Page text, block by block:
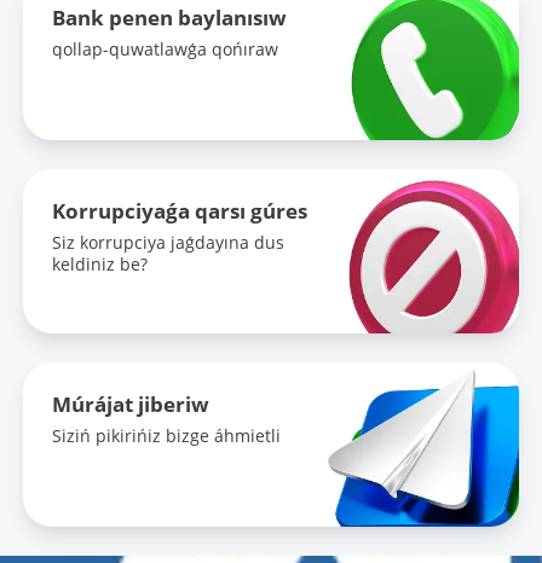
Bank penen baylanısıw
qollap-quwatlawǵa qońıraw
Korrupciyaǵa qarsı gúres
Siz korrupciya jaǵdayına dus
keldiniz be?
Múrájat jiberiw
Siziń pikirińiz bizge áhmietli